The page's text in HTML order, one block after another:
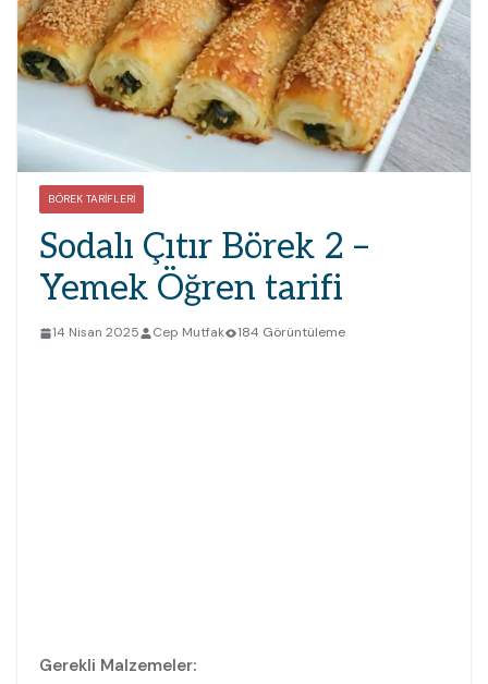
BÖREK TARIFLERI
Sodalı Çıtır Börek 2 –
Yemek Öğren tarifi
14 Nisan 2025 Cep Mutfak 184 Görüntüleme
Gerekli Malzemeler: